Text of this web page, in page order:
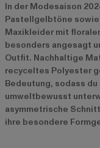
In der Modesaison
Pastellgelbtöne
Maxikleider mit
besonders angesagt
Outfit. Nachhaltige
recyceltes Polyester
Bedeutung, sodass
umweltbewusst
asymmetrische
ihre besondere